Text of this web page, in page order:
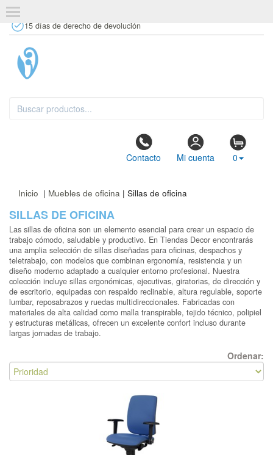
15 días de derecho de devolución
Contacto Mi cuenta 0
Inicio | Muebles de oficina | Sillas de oficina
SILLAS DE OFICINA
Las sillas de oficina son un elemento esencial para crear un espacio de
trabajo cómodo, saludable y productivo. En Tiendas Decor encontrarás
una amplia selección de sillas diseñadas para oficinas, despachos y
teletrabajo, con modelos que combinan ergonomía, resistencia y un
diseño moderno adaptado a cualquier entorno profesional. Nuestra
colección incluye sillas ergonómicas, ejecutivas, giratorias, de dirección y
de escritorio, equipadas con respaldo reclinable, altura regulable, soporte
lumbar, reposabrazos y ruedas multidireccionales. Fabricadas con
materiales de alta calidad como malla transpirable, tejido técnico, polipiel
y estructuras metálicas, ofrecen un excelente confort incluso durante
largas jornadas de trabajo.
Ordenar: